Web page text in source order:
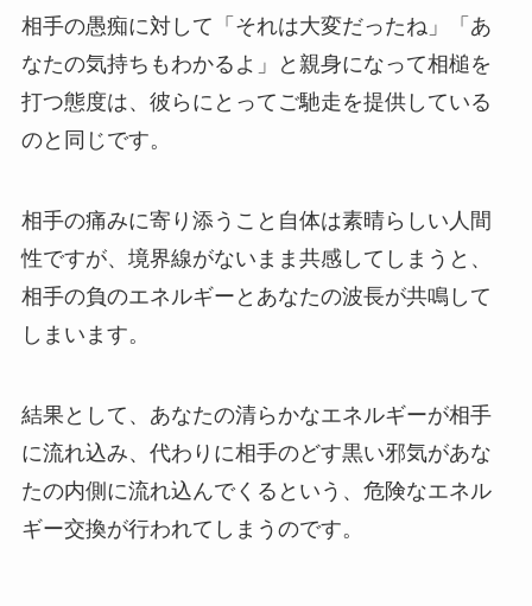
相手の愚痴に対して「それは大変だったね」「あ
なたの気持ちもわかるよ」と親身になって相槌を
打つ態度は、彼らにとってご馳走を提供している
のと同じです。
相手の痛みに寄り添うこと自体は素晴らしい人間
性ですが、境界線がないまま共感してしまうと、
相手の負のエネルギーとあなたの波長が共鳴して
しまいます。
結果として、あなたの清らかなエネルギーが相手
に流れ込み、代わりに相手のどす黒い邪気があな
たの内側に流れ込んでくるという、危険なエネル
ギー交換が行われてしまうのです。